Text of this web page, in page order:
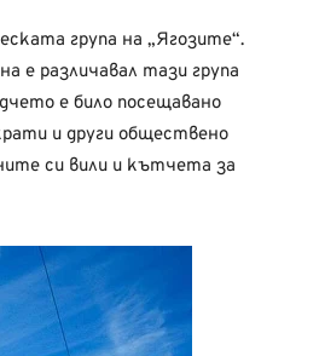
група на „Ягозите“.
е различавал тази група
е било посещавано
и други обществено
си вили и кътчета за